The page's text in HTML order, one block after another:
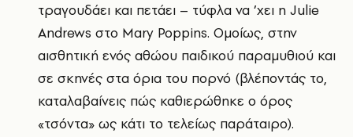
τραγουδάει και πετάει – τύφλα να ’χει η Julie
Andrews στο Mary Poppins. Ομοίως, στην
αισθητική ενός αθώου παιδικού παραμυθιού και
σε σκηνές στα όρια του πορνό (βλέποντάς το,
καταλαβαίνεις πώς καθιερώθηκε ο όρος
«τσόντα» ως κάτι το τελείως παράταιρο).